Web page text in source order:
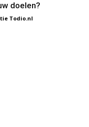
doelen?
Todio.nl